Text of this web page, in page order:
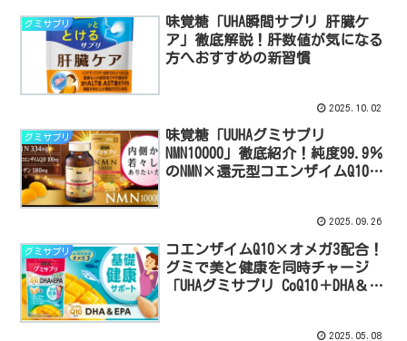
グミサプリ
味覚糖「UHA瞬間サプリ 肝臓ケ
ア」徹底解説！肝数値が気になる
方へおすすめの新習慣
2025.10.02
グミサプリ
味覚糖「UUHAグミサプリ
NMN10000」徹底紹介！純度99.9％
のNMN×還元型コエンザイムQ10で
2025.09.26
グミサプリ
コエンザイムQ10×オメガ3配合！
グミで美と健康を同時チャージ
「UHAグミサプリ CoQ10＋DHA＆
2025.05.08